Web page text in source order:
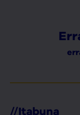
//Itabuna